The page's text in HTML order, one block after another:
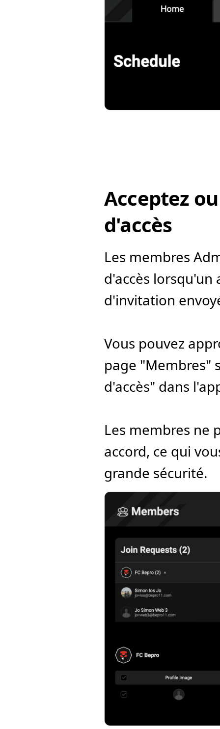
Acceptez
d'accès
Les membres
d'accès
d'invitation
Vous pouvez
page "Membres"
d'accès" dans
Les membres ne
accord, ce qui
grande sécurité.